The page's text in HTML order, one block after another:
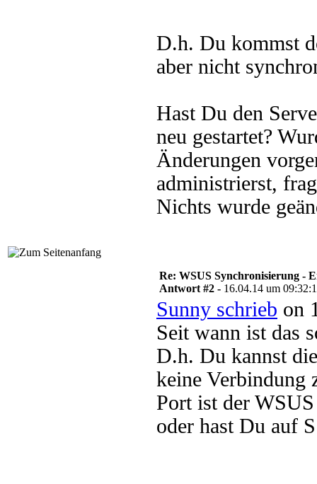
D.h. Du kommst
aber nicht
Hast Du den
neu gestartet?
Änderungen
administrierst,
Nichts wurde
Re: WSUS Synchronisierung -
Antwort #2 - 16.04.14 um
Sunny schrieb on
Seit wann ist das
D.h. Du kannst
keine Verbindung
Port ist der
oder hast Du auf